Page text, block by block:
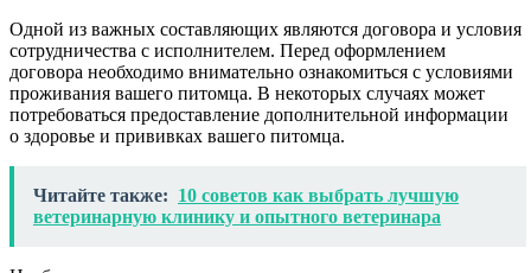
Одной из важных составляющих являются договора и условия
сотрудничества с исполнителем. Перед оформлением
договора необходимо внимательно ознакомиться с условиями
проживания вашего питомца. В некоторых случаях может
потребоваться предоставление дополнительной информации
о здоровье и прививках вашего питомца.
Читайте также: 10 советов как выбрать лучшую
ветеринарную клинику и опытного ветеринара